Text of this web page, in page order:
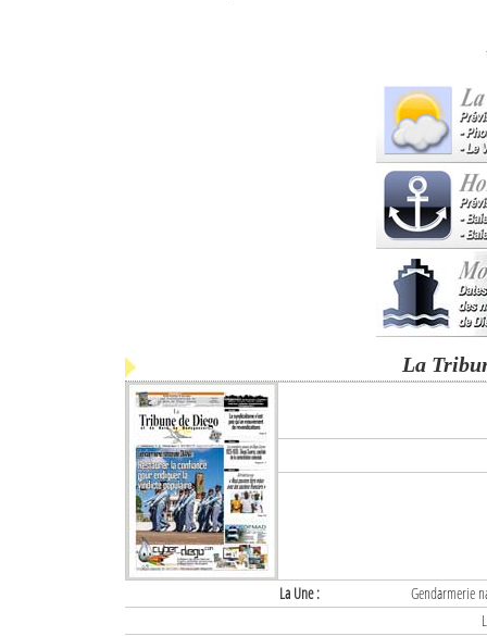
La
La Une :
Gendarmerie